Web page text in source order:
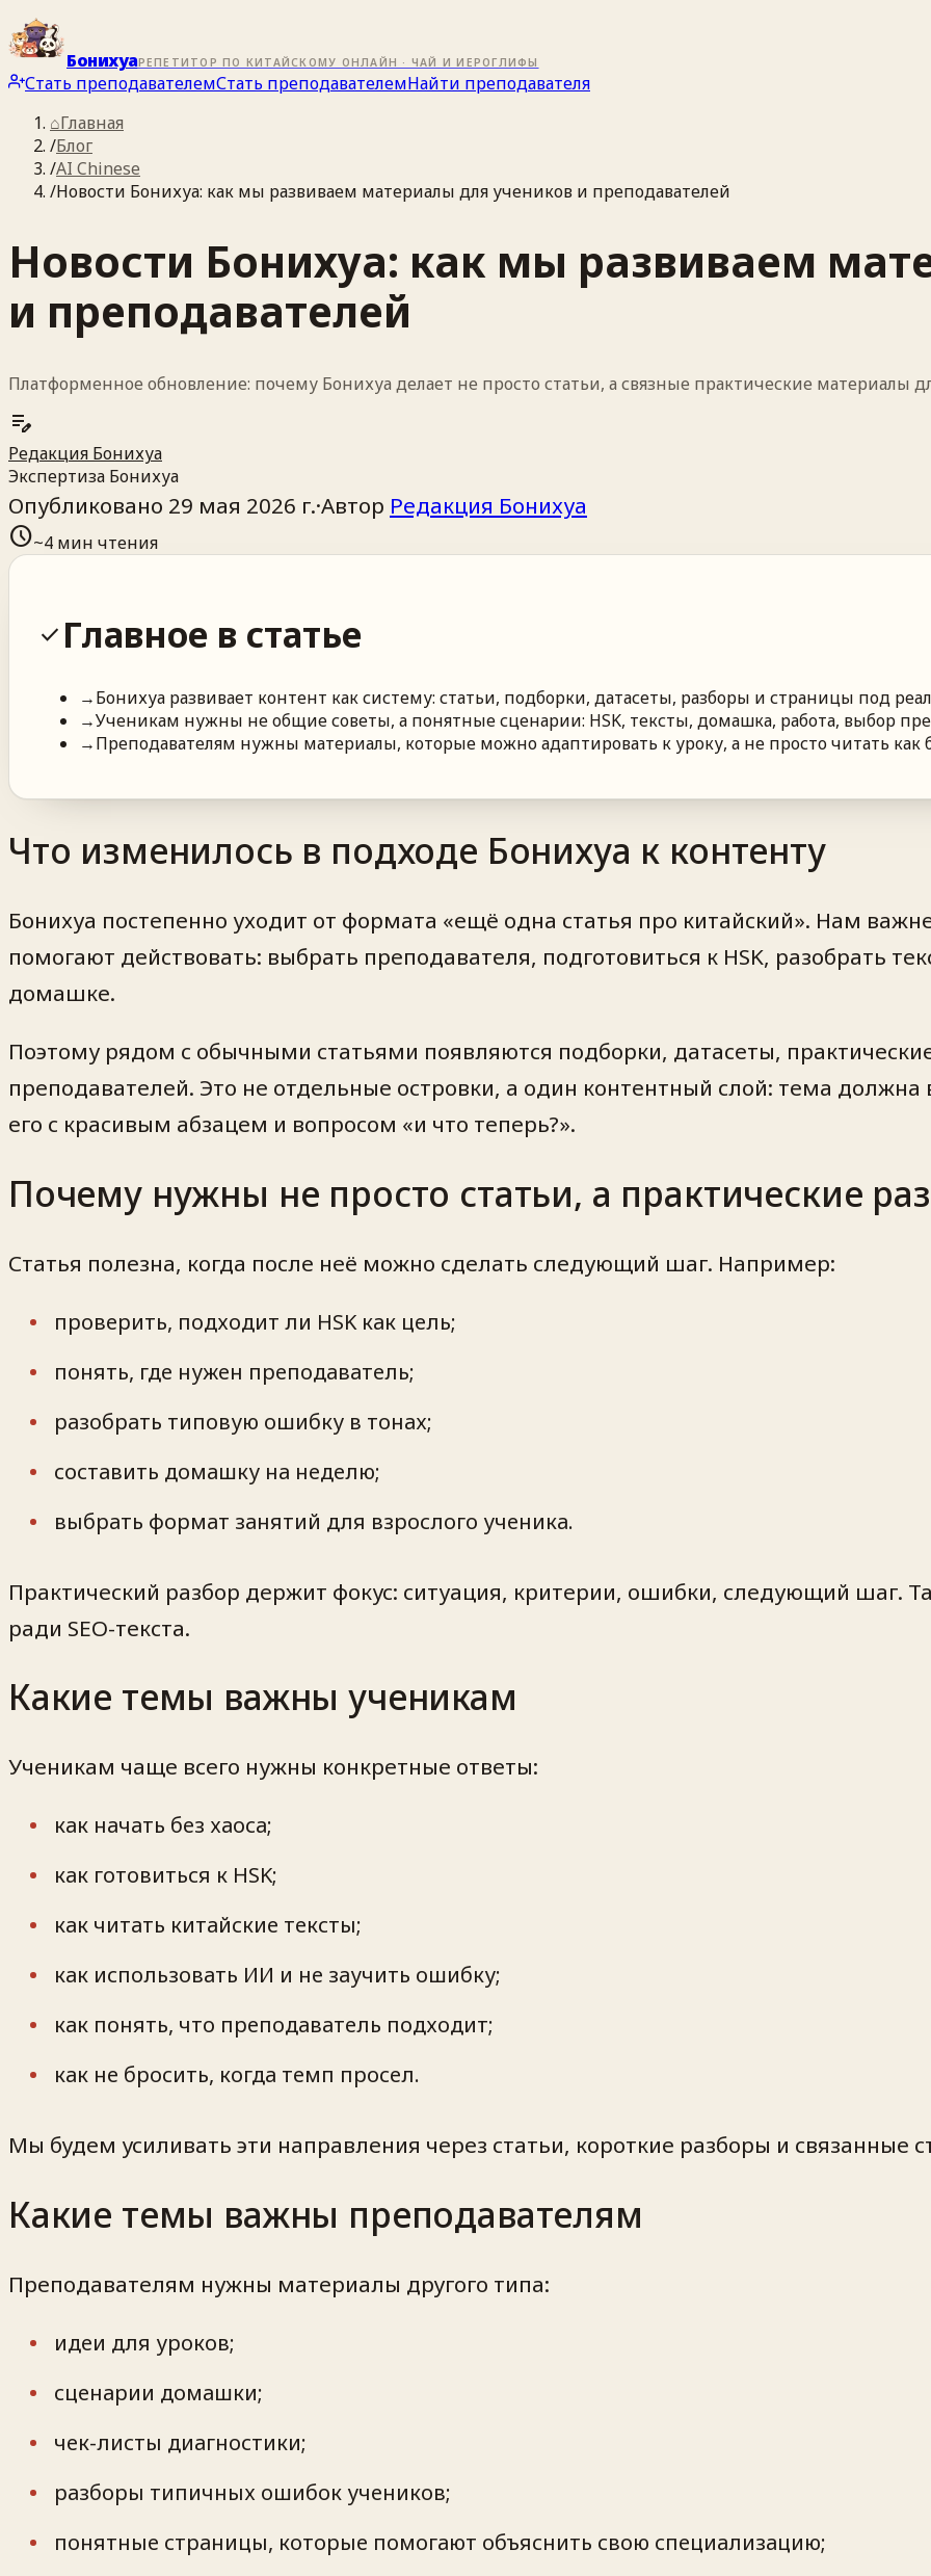
БонихуаРЕПЕТИТОР ПО КИТАЙСКОМУ ОНЛАЙН · ЧАЙ И ИЕРОГЛИФЫ
Стать преподавателемСтать преподавателемНайти преподавателя
⌂Главная
/Блог
/AI Chinese
/Новости Бонихуа: как мы развиваем материалы для учеников и преподавателей
Новости Бонихуа: как мы развиваем
и преподавателей
Платформенное обновление: почему Бонихуа делает не просто статьи, а связные практические материалы
edit_note
Редакция Бонихуа
Экспертиза Бонихуа
Опубликовано 29 мая 2026 г.·Автор Редакция Бонихуа
schedule~4 мин чтения
check Главное в статье
→Бонихуа развивает контент как систему: статьи, подборки, датасеты, разборы и страницы под
→Ученикам нужны не общие советы, а понятные сценарии: HSK, тексты, домашка, работа, выбор
→Преподавателям нужны материалы, которые можно адаптировать к уроку, а не просто читать как
Что изменилось в подходе Бонихуа к контенту
Бонихуа постепенно уходит от формата «ещё одна статья про китайский». Нам
помогают действовать: выбрать преподавателя, подготовиться к HSK, разобрать
домашке.
Поэтому рядом с обычными статьями появляются подборки, датасеты,
преподавателей. Это не отдельные островки, а один контентный слой: тема должна
его с красивым абзацем и вопросом «и что теперь?».
Почему нужны не просто статьи, а практические
Статья полезна, когда после неё можно сделать следующий шаг. Например:
проверить, подходит ли HSK как цель;
понять, где нужен преподаватель;
разобрать типовую ошибку в тонах;
составить домашку на неделю;
выбрать формат занятий для взрослого ученика.
Практический разбор держит фокус: ситуация, критерии, ошибки, следующий шаг.
ради SEO-текста.
Какие темы важны ученикам
Ученикам чаще всего нужны конкретные ответы:
как начать без хаоса;
как готовиться к HSK;
как читать китайские тексты;
как использовать ИИ и не заучить ошибку;
как понять, что преподаватель подходит;
как не бросить, когда темп просел.
Мы будем усиливать эти направления через статьи, короткие разборы и связанные
Какие темы важны преподавателям
Преподавателям нужны материалы другого типа:
идеи для уроков;
сценарии домашки;
чек-листы диагностики;
разборы типичных ошибок учеников;
понятные страницы, которые помогают объяснить свою специализацию;